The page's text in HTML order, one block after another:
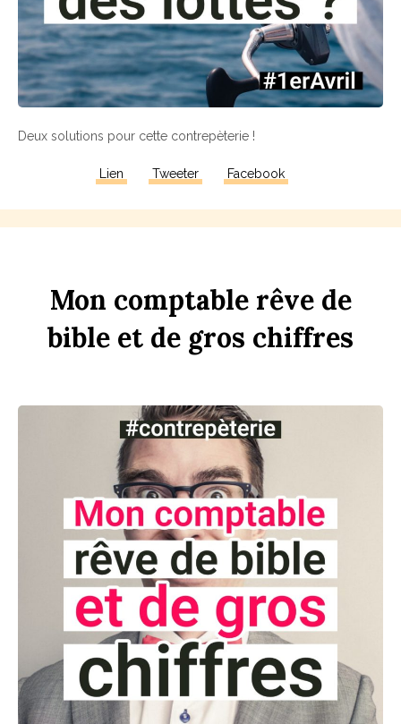
Deux solutions pour cette contrepèterie !
Lien Tweeter Facebook
Mon comptable rêve de
bible et de gros chiffres